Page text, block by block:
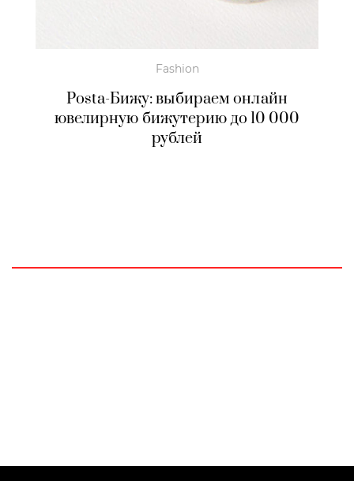
Fashion
Posta-Бижу: выбираем онлайн
ювелирную бижутерию до 10 000
рублей